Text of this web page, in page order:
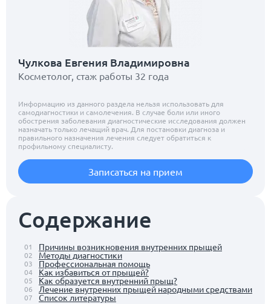
Содержание
01 Причины возникновения внутренних прыщей
02 Методы диагностики
03 Профессиональная помощь
04 Как избавиться от прыщей?
05 Как образуется внутренний прыщ?
06 Лечение внутренних прыщей народными средствами
07 Список литературы
Чулкова Евгения Владимировна
Косметолог, стаж работы 32 года
Информацию из данного раздела нельзя использовать для
самодиагностики и самолечения. В случае боли или иного
обострения заболевания диагностические исследования должен
назначать только лечащий врач. Для постановки диагноза и
правильного назначения лечения следует обратиться к
профильному специалисту.
Записаться на прием